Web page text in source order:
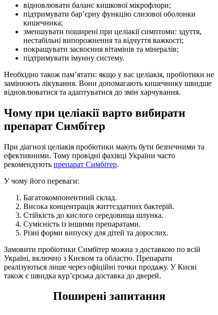
відновлювати баланс кишкової мікрофлори;
підтримувати бар’єрну функцію слизової оболонки
кишечника;
зменшувати поширені при целіакії симптоми: здуття,
нестабільні випорожнення та відчуття важкості;
покращувати засвоєння вітамінів та мінералів;
підтримувати імунну систему.
Необхідно також пам’ятати: якщо у вас целіакія, пробіотики не
замінюють лікування. Вони допомагають кишечнику швидше
відновлюватися та адаптуватися до змін харчування.
Чому при целіакії варто вибирати
препарат Симбітер
При діагнозі целіакія пробіотики мають бути безпечними та
ефективними. Тому провідні фахівці України часто
рекомендують препарат Симбітер.
У чому його переваги:
Багатокомпонентний склад.
Висока концентрація життєздатних бактерій.
Стійкість до кислого середовища шлунка.
Сумісність із іншими препаратами.
Різні форми випуску для дітей та дорослих.
Замовити пробіотики Симбітер можна з доставкою по всій
Україні, включно з Києвом та областю. Препарати
реалізуються лише через офіційні точки продажу. У Києві
також є швидка кур’єрська доставка до дверей.
Поширені запитання